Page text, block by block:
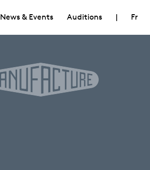
News & Events Auditions | Fr